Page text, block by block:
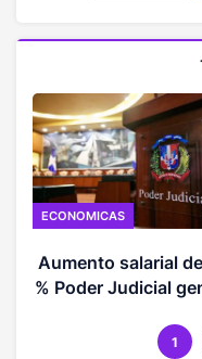
ECONOMICAS
Aumento salarial
% Poder Judicial
1